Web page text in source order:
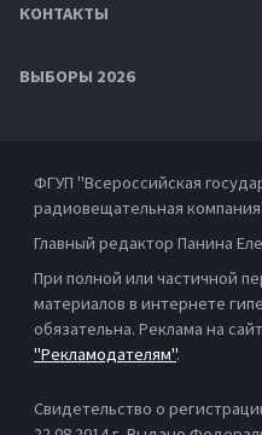
КОНТАКТЫ
ВЫБОРЫ 2026
ФГУП "Всероссийская
радиовещательная
Главный редактор Панина
При полной или частичной
материалов в интернете
обязательна. Реклама на
"Рекламодателям".
Свидетельство о